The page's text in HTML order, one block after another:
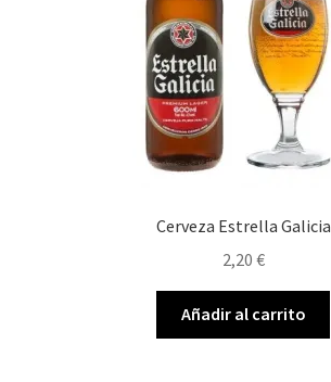
Cerveza Estrella Galicia
2,20 €
Añadir al carrito